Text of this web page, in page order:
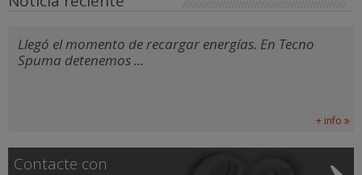
Llegó el momento de recargar energías. En Tecno
Spuma detenemos ...
+ info
Contacte con